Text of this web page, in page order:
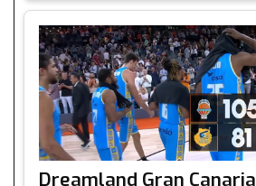
Dreamland Gran Canaria